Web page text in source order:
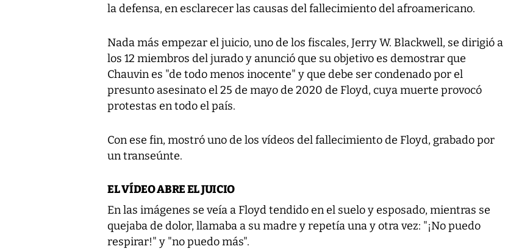
la defensa, en esclarecer las causas del fallecimiento del afroamericano.
Nada más empezar el juicio, uno de los fiscales, Jerry W. Blackwell, se dirigió a
los 12 miembros del jurado y anunció que su objetivo es demostrar que
Chauvin es "de todo menos inocente" y que debe ser condenado por el
presunto asesinato el 25 de mayo de 2020 de Floyd, cuya muerte provocó
protestas en todo el país.
Con ese fin, mostró uno de los vídeos del fallecimiento de Floyd, grabado por
un transeúnte.
EL VÍDEO ABRE EL JUICIO
En las imágenes se veía a Floyd tendido en el suelo y esposado, mientras se
quejaba de dolor, llamaba a su madre y repetía una y otra vez: "¡No puedo
respirar!" y "no puedo más".